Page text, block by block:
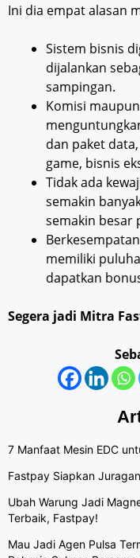
Ini dia empat alasan
Sistem bisnis
dijalankan
sampingan.
Komisi
dan paket
game, bisnis
Tidak ada
semakin
semakin besar
memiliki
dapatkan
Segera jadi Mitra
7 Manfaat Mesin EDC
Fastpay Siapkan
Ubah Warung Jadi
Terbaik, Fastpay!
Mau Jadi Agen Pulsa